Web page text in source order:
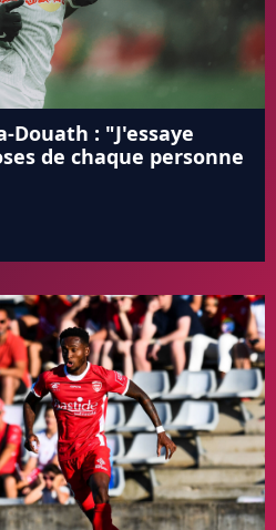
Douath : "J'essaye
de chaque personne